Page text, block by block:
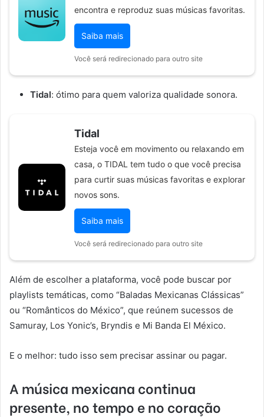
encontra e reproduz suas músicas favoritas.
Saiba mais
Você será redirecionado para outro site
Tidal: ótimo para quem valoriza qualidade sonora.
Tidal
Esteja você em movimento ou relaxando em
casa, o TIDAL tem tudo o que você precisa
para curtir suas músicas favoritas e explorar
novos sons.
Saiba mais
Você será redirecionado para outro site
Além de escolher a plataforma, você pode buscar por
playlists temáticas, como “Baladas Mexicanas Clássicas”
ou “Românticos do México”, que reúnem sucessos de
Samuray, Los Yonic’s, Bryndis e Mi Banda El México.
E o melhor: tudo isso sem precisar assinar ou pagar.
A música mexicana continua
presente, no tempo e no coração